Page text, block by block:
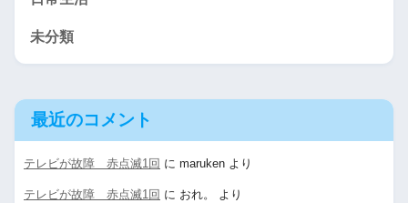
未分類
最近のコメント
テレビが故障 赤点滅1回 に maruken より
テレビが故障 赤点滅1回 に おれ。 より